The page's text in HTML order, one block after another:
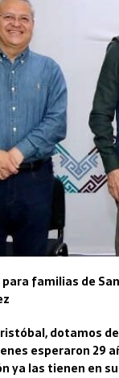
familias de
dotamos
esperaron 29
ya las tienen en